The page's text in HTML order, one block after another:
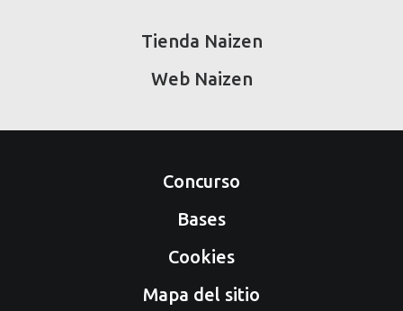
Tienda Naizen
Web Naizen
Concurso
Bases
Cookies
Mapa del sitio